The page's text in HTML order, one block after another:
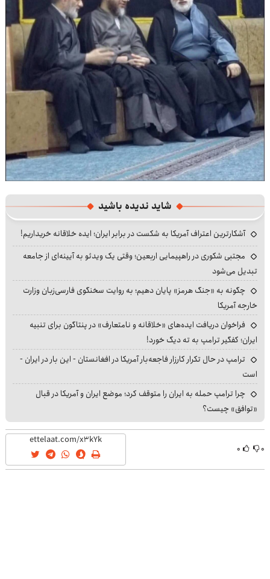
شاید ندیده باشید
آشکارترین اعتراف آمریکا به شکست در برابر ایران؛ ایده خلاقانه خریداریم!
مجتبی شکوری در راهپیمایی اربعین؛ وقتی یک ویدئو به آیینه‌ای از جامعه
تبدیل می‌شود
چگونه به «جنگ هرمز» پایان دهیم؛ به روایت سخنگوی فارسی‌زبان وزارت
خارجه آمریکا
فراخوان دریافت ایده‌های «خلاقانه و نامتعارف» در پنتاگون برای تنبیه
ایران؛ کفگیر ترامپ به ته دیگ خورد!
ترامپ در حال تکرار کارزار فاجعه‌بار آمریکا در افغانستان - این بار در ایران -
است
چرا ترامپ حمله به ایران را متوقف کرد؛ موضع ایران و آمریکا در قبال
«توافق» چیست؟
۰ ۰